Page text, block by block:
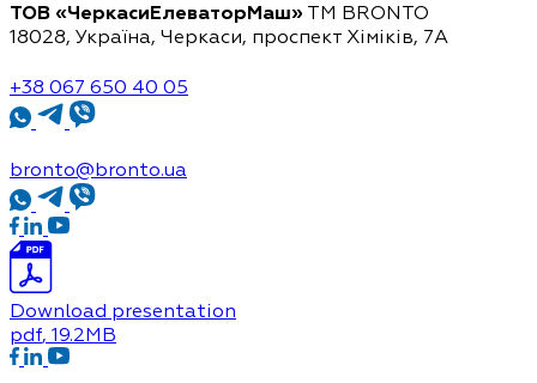
ТОВ «ЧеркасиЕлеваторМаш» ТМ BRONTO
18028, Україна, Черкаси, проспект Хіміків, 7А
+38 067 650 40 05
bronto@bronto.ua
Download presentation
pdf, 19.2MB